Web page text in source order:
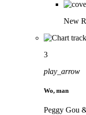
New
3
play_arrow
Wo, man
Peggy Gou